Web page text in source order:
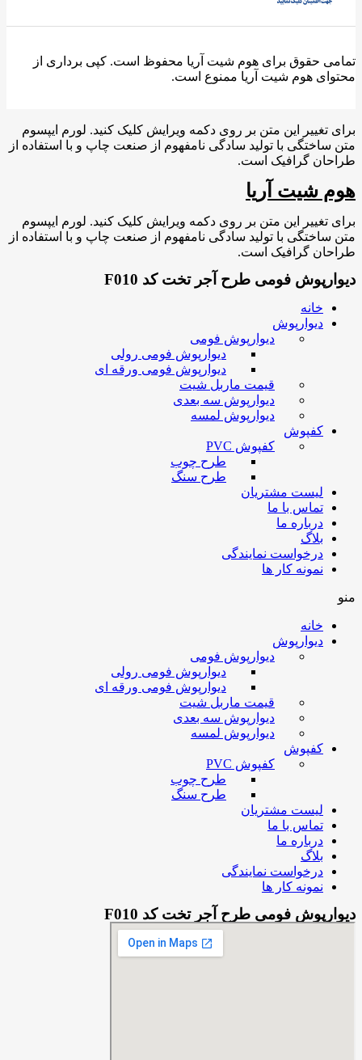
تمامی حقوق برای هوم شیت آریا محفوظ است. کپی برداری از
محتوای هوم شیت آریا ممنوع است.
برای تغییر این متن بر روی دکمه ویرایش کلیک کنید. لورم ایپسوم
متن ساختگی با تولید سادگی نامفهوم از صنعت چاپ و با استفاده از
طراحان گرافیک است.
هوم شیت آریا
برای تغییر این متن بر روی دکمه ویرایش کلیک کنید. لورم ایپسوم
متن ساختگی با تولید سادگی نامفهوم از صنعت چاپ و با استفاده از
طراحان گرافیک است.
دیوارپوش فومی طرح آجر تخت کد F010
خانه
دیوارپوش
دیوارپوش فومی
دیوارپوش فومی رولی
دیوارپوش فومی ورقه ای
قیمت ماربل شیت
دیوارپوش سه بعدی
دیوارپوش لمسه
کفپوش
کفپوش PVC
طرح چوب
طرح سنگ
لیست مشتریان
تماس با ما
درباره ما
بلاگ
درخواست نمایندگی
نمونه کار ها
منو
خانه
دیوارپوش
دیوارپوش فومی
دیوارپوش فومی رولی
دیوارپوش فومی ورقه ای
قیمت ماربل شیت
دیوارپوش سه بعدی
دیوارپوش لمسه
کفپوش
کفپوش PVC
طرح چوب
طرح سنگ
لیست مشتریان
تماس با ما
درباره ما
بلاگ
درخواست نمایندگی
نمونه کار ها
دیوارپوش فومی طرح آجر تخت کد F010